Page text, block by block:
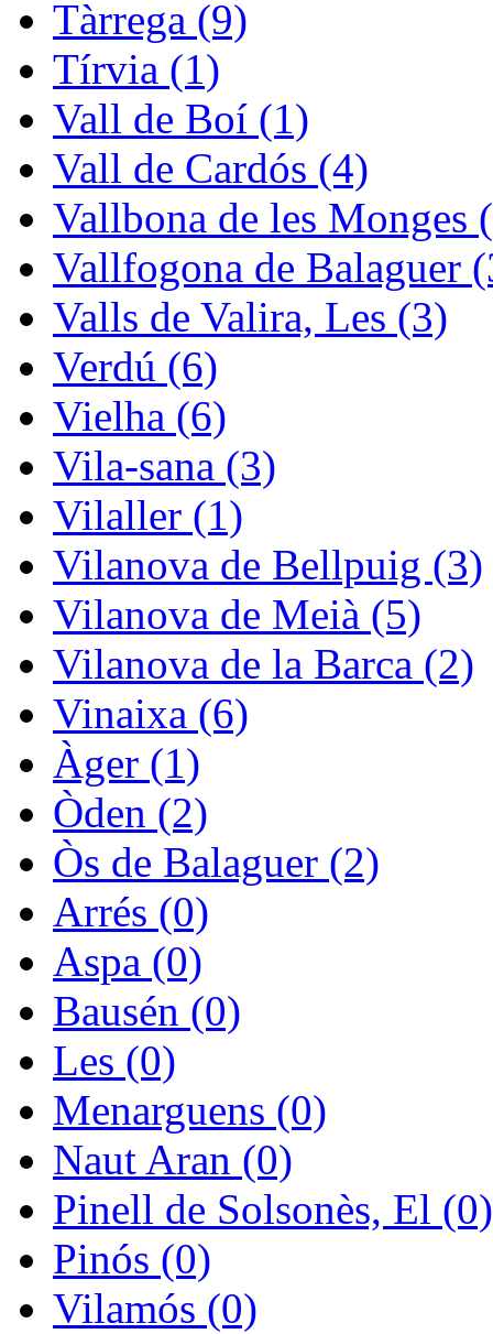
Tàrrega (9)
Tírvia (1)
Vall de Boí (1)
Vall de Cardós (4)
Vallbona de les Monges
Vallfogona de Balaguer
Valls de Valira, Les (3)
Verdú (6)
Vielha (6)
Vila-sana (3)
Vilaller (1)
Vilanova de Bellpuig (3)
Vilanova de Meià (5)
Vilanova de la Barca (2)
Vinaixa (6)
Àger (1)
Òden (2)
Òs de Balaguer (2)
Arrés (0)
Aspa (0)
Bausén (0)
Les (0)
Menarguens (0)
Naut Aran (0)
Pinell de Solsonès, El (0)
Pinós (0)
Vilamós (0)